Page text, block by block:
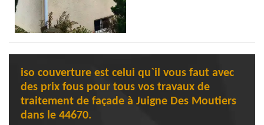
iso couverture est celui qu`il vous faut avec
des prix fous pour tous vos travaux de
traitement de façade à Juigne Des Moutiers
dans le 44670.